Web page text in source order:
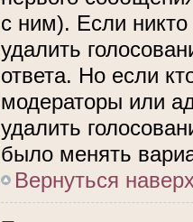
с ним). Если
удалить
ответа. Но если
модераторы или
удалить
было менять
Вернуться